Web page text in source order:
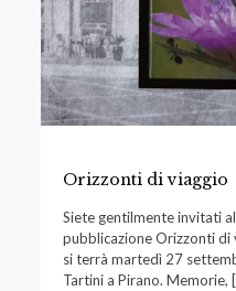
Orizzonti di viaggio
Siete gentilmente invitati
pubblicazione Orizzonti
si terrà martedì 27
Tartini a Pirano. Memorie,